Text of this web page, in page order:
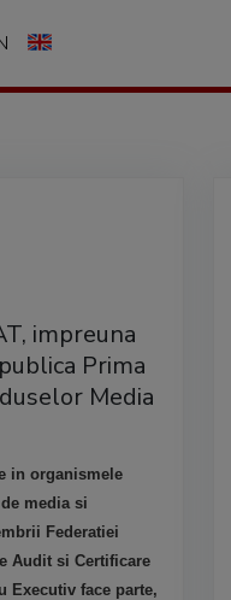
impreuna
Prima
Media
in organismele
media si
Federatiei
Audit si Certificare
Executiv face parte,